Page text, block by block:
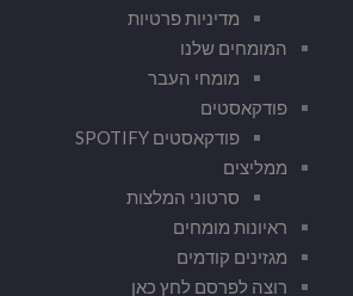
מדיניות פרטיות
המומחים שלנו
מומחי העבר
פודקאסטים
פודקאסטים SPOTIFY
ממליצים
סרטוני המלצות
ראיונות מומחים
מגזינים קודמים
רוצה לפרסם לחץ כאן